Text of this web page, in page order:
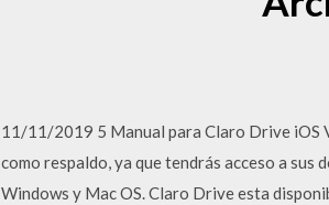
11/11/2019 5 Manual para Claro Drive iOS
como respaldo, ya que tendrás acceso a
Windows y Mac OS. Claro Drive esta